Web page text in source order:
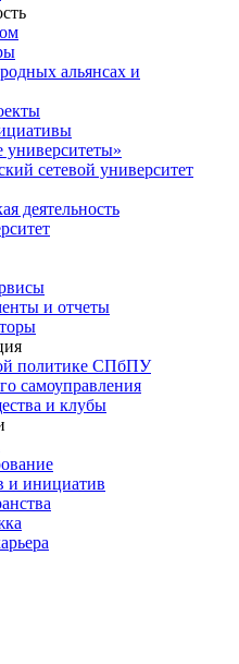
альянсах и
университеты»
сетевой университет
деятельность
и отчеты
политике СПбПУ
самоуправления
и клубы
и инициатив